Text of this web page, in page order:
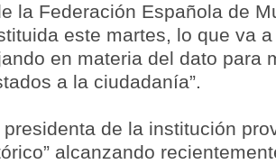
la Federación Española de
este martes, lo que va
en materia del dato para
a la ciudadanía”.
de la institución
alcanzando